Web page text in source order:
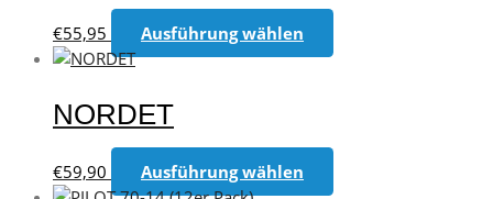
€55,95 Ausführung wählen
Produkt
auf.
NORDET
€59,90 Ausführung wählen